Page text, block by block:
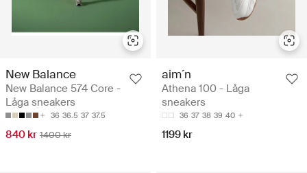
New Balance
New Balance 574 Core -
Låga sneakers
36 36.5 37 37.5
840 kr 1400 kr
aim´n
Athena 100 - Låga
sneakers
36 37 38 39 40
1199 kr